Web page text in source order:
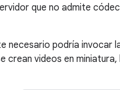
que no admite
necesario podría invocar
crean videos en